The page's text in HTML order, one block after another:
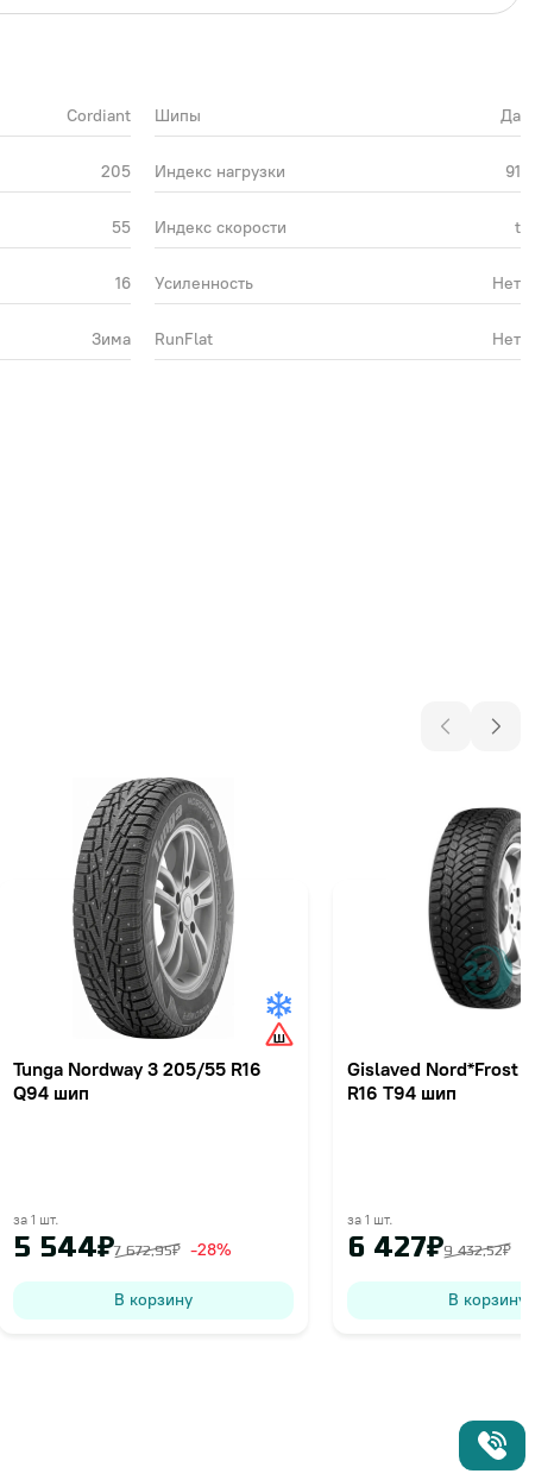
Cordiant Шипы Да
205 Индекс нагрузки 91
55 Индекс скорости t
16 Усиленность Нет
Зима RunFlat Нет
Tunga Nordway 3 205/55 R16
Q94 шип
за 1 шт.
5 544₽7 672,95₽ -28%
В корзину
Gislaved Nord*Frost
R16 T94 шип
за 1 шт.
6 427₽9 432,52₽
В корзину